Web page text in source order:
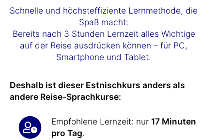
Schnelle und höchsteffiziente Lernmethode, die
Spaß macht:
Bereits nach 3 Stunden Lernzeit alles Wichtige
auf der Reise ausdrücken können – für PC,
Smartphone und Tablet.
Deshalb ist dieser Estnischkurs anders als
andere Reise-Sprachkurse:
Empfohlene Lernzeit: nur 17 Minuten
pro Tag.